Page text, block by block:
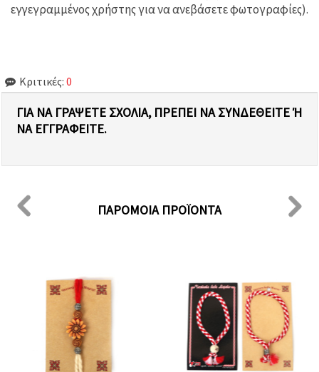
εγγεγραμμένος χρήστης για να ανεβάσετε φωτογραφίες).
Κριτικές: 0
ΓΙΑ ΝΑ ΓΡΆΨΕΤΕ ΣΧΌΛΙΑ, ΠΡΈΠΕΙ ΝΑ ΣΥΝΔΕΘΕΊΤΕ Ή Ν
Α ΕΓΓΡΑΦΕΊΤΕ.
ΠΑΡΌΜΟΙΑ ΠΡΟΪΌΝΤΑ